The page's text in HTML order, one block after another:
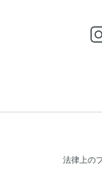
法律上の